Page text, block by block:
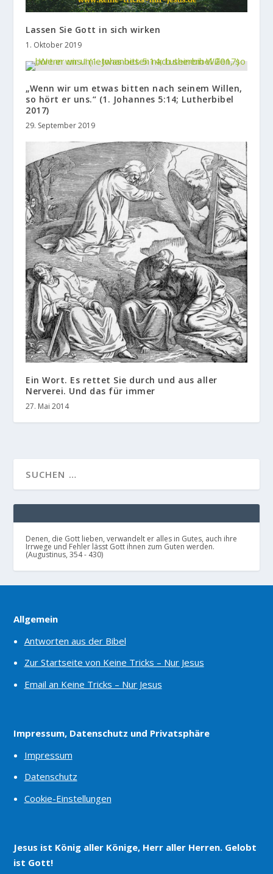
Lassen Sie Gott in sich wirken
1. Oktober 2019
„Wenn wir um etwas bitten nach seinem Willen,
so hört er uns.“ (1. Johannes 5:14; Lutherbibel
2017)
29. September 2019
Ein Wort. Es rettet Sie durch und aus aller
Nerverei. Und das für immer
27. Mai 2014
Denen, die Gott lieben, verwandelt er alles in Gutes, auch ihre
Irrwege und Fehler lässt Gott ihnen zum Guten werden.
(Augustinus, 354 - 430)
Allgemein
Antworten aus der Bibel
Zur Startseite von Keine Tricks – Nur Jesus
Email an Keine Tricks – Nur Jesus
Impressum, Datenschutz und Privatsphäre
Impressum
Datenschutz
Cookie-Einstellungen
Jesus ist König aller Könige, Herr aller Herren. Gelobt
ist Gott!